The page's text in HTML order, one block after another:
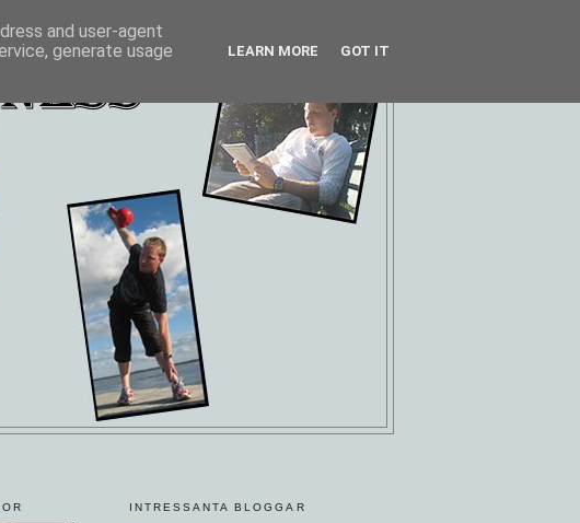
INTRESSANTA BLOGGAR
and user-agent
generate usage
LEARN MORE GOT IT